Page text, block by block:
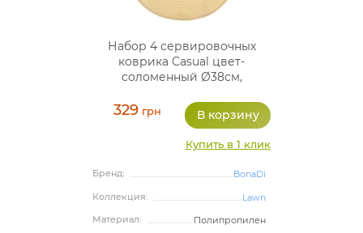
Набор 4 сервировочных
коврика Casual цвет-
соломенный Ø38см,
329грн
Купить в 1 клик
Бренд:
BonaDi
Коллекция:
Lawn
Материал:
Полипропилен